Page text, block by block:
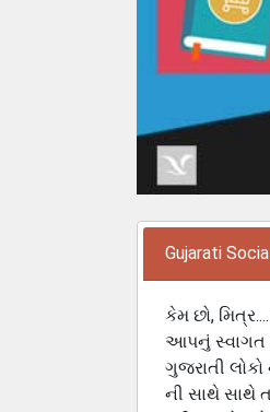
Gujarati
કેમ છો,
આપનું સ્વાગત
ગુજરાતી
ની સાથે સાથે